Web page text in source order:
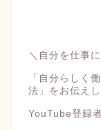
＼自分を仕事
「自分らしく
法」をお伝えし
YouTube登録